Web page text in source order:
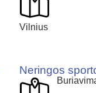
Vilnius
Neringos